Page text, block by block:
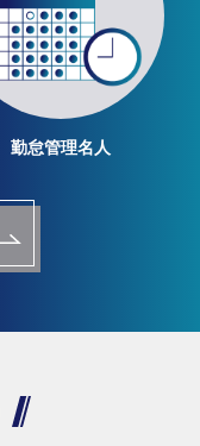
勤怠管理名人